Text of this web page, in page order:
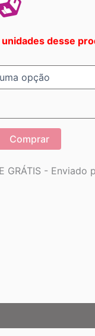
desse
Comprar
GRÁTIS -